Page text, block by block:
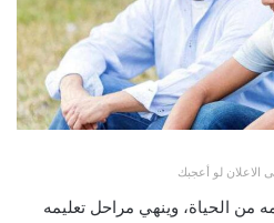
الاعلان لو أعجبك
من الحياة، وينهي مراحل تعليمه